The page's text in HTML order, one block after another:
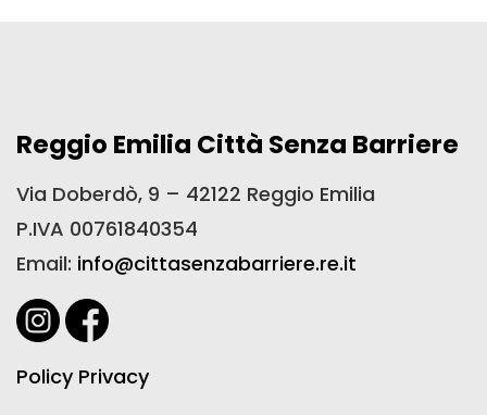
Reggio Emilia Città Senza Barriere
Via Doberdò, 9 – 42122 Reggio Emilia
P.IVA 00761840354
Email: info@cittasenzabarriere.re.it
Policy Privacy